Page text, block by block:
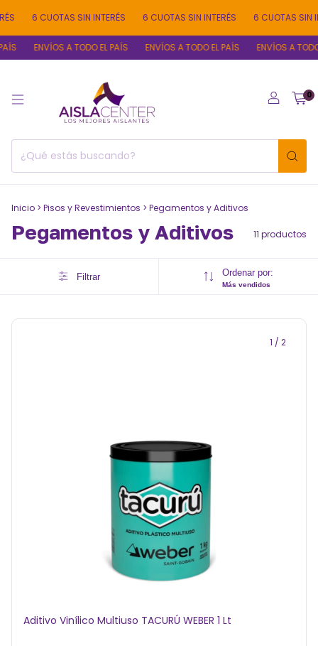
6 CUOTAS SIN INTERÉS 6 CUOTAS SIN INTERÉS 6 CUOTAS SIN
ENVÍOS A TODO EL PAÍS ENVÍOS A TODO EL PAÍS ENVÍOS A TODO EL
0
Inicio > Pisos y Revestimientos > Pegamentos y Aditivos
Pegamentos y Aditivos 11 productos
Filtrar Ordenar por:
Más vendidos
1 / 2
Aditivo Vinílico Multiuso TACURÚ WEBER 1 Lt